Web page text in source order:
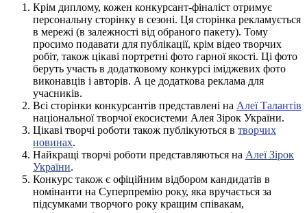
Крім диплому, кожен конкурсант-фіналіст отримує
персональну сторінку в сезоні. Ця сторінка рекламується
в мережі (в залежності від обраного пакету). Тому
просимо подавати для публікації, крім відео творчих
робіт, також цікаві портретні фото гарної якості. Ці фото
беруть участь в додатковому конкурсі іміджевих фото
виконавців і авторів. А це додаткова реклама для
учасників.
Всі сторінки конкурсантів представлені на Алеї Талантів
національної творчої екосистеми Алея Зірок України.
Цікаві творчі роботи також публікуються в творчих
новинах.
Найкращі творчі роботи представляються на Алеї Зірок
України.
Конкурс також є офіційним відбором кандидатів в
номінанти на Суперпремію року, яка вручається за
підсумками творчого року кращим співакам,